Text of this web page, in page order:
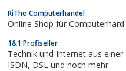
RiTho Computerhandel
Online Shop für
1&1 Profiseller
Technik und Internet aus
ISDN, DSL und noch mehr